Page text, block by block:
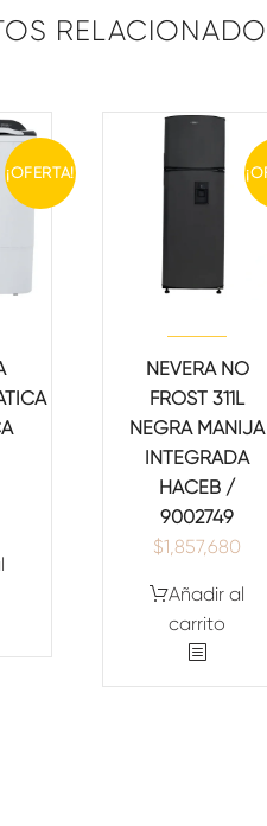
¡OFERTA!
NEVERA NO
FROST 311L
NEGRA MANIJA
INTEGRADA
HACEB /
9002749
$1,857,680
Añadir al
carrito